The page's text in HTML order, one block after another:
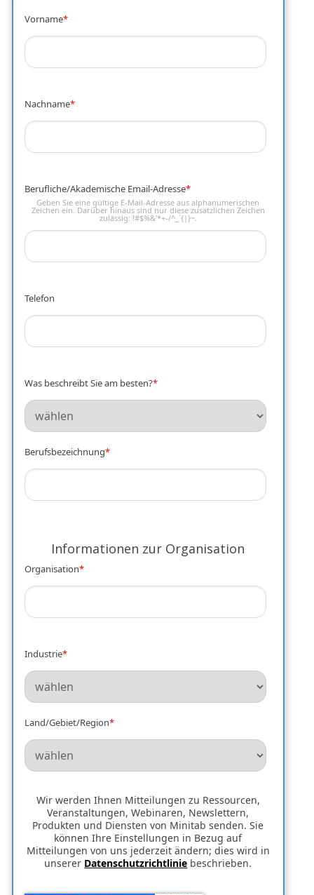
Vorname*
Nachname*
Berufliche/Akademische Email-Adresse*
Geben Sie eine gültige E-Mail-Adresse aus alphanumerischen
Zeichen ein. Darüber hinaus sind nur diese zusätzlichen Zeichen
zulässig: !#$%&'*+-/^_`{|}~.
Telefon
Was beschreibt Sie am besten?*
Berufsbezeichnung*
Informationen zur Organisation
Organisation*
Industrie*
Land/Gebiet/Region*
Wir werden Ihnen Mitteilungen zu Ressourcen,
Veranstaltungen, Webinaren, Newslettern,
Produkten und Diensten von Minitab senden. Sie
können Ihre Einstellungen in Bezug auf
Mitteilungen von uns jederzeit ändern; dies wird in
unserer Datenschutzrichtlinie beschrieben.